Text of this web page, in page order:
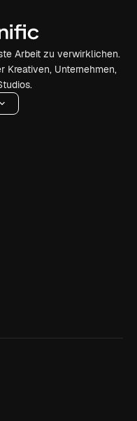
Arbeit zu verwirklichen.
Kreativen, Unternehmen,